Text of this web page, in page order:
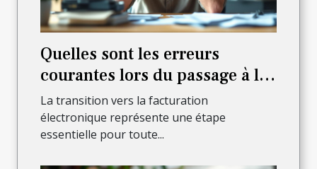
Quelles sont les erreurs
courantes lors du passage à la
facturation électronique ?
La transition vers la facturation
électronique représente une étape
essentielle pour toute...